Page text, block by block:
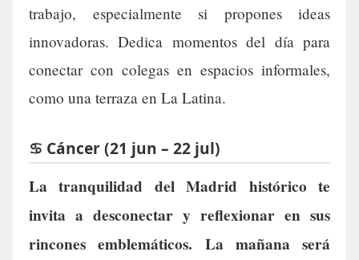
trabajo, especialmente si propones ideas
innovadoras. Dedica momentos del día para
conectar con colegas en espacios informales,
como una terraza en La Latina.
♋ Cáncer (21 jun – 22 jul)
La tranquilidad del Madrid histórico te
invita a desconectar y reflexionar en sus
rincones emblemáticos. La mañana será